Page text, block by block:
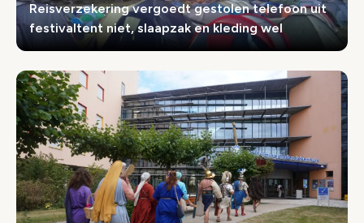
Reisverzekering vergoedt gestolen telefoon uit
festivaltent niet, slaapzak en kleding wel